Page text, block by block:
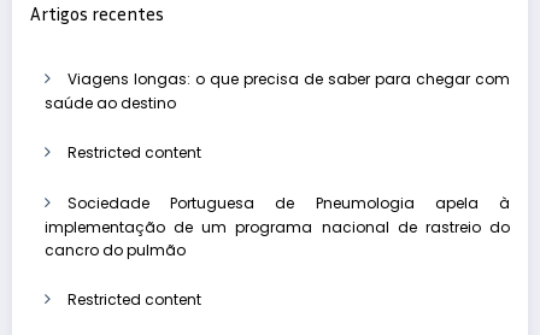
Artigos recentes
Viagens longas: o que precisa de saber para chegar com
saúde ao destino
Restricted content
Sociedade Portuguesa de Pneumologia apela à
implementação de um programa nacional de rastreio do
cancro do pulmão
Restricted content